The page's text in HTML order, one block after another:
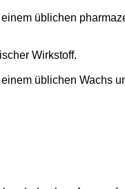
üblichen
Wirkstoff.
üblichen Wachs